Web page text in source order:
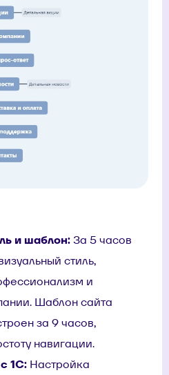
и шаблон:За 5 часов
стиль,
и
Шаблон сайта
за 9 часов,
навигации.
1С: Настройка